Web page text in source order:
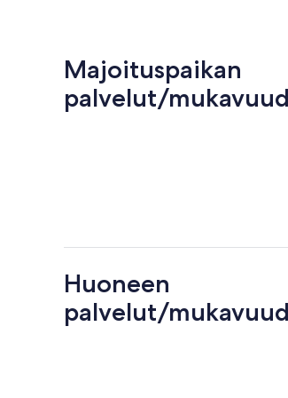
Majoituspaikan
palvelut/
Huoneen
palvelut/